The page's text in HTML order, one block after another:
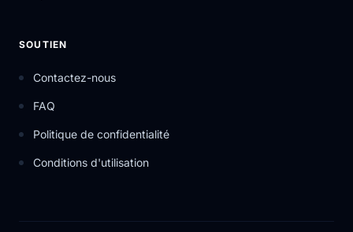
SOUTIEN
Contactez-nous
FAQ
Politique de confidentialité
Conditions d'utilisation